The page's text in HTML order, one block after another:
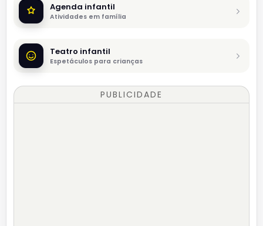
Agenda infantil
Atividades em família
Teatro infantil
Espetáculos para crianças
PUBLICIDADE